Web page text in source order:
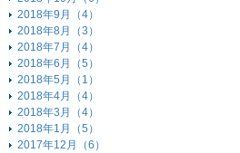
2018年9月（4）
2018年8月（3）
2018年7月（4）
2018年6月（5）
2018年5月（1）
2018年4月（4）
2018年3月（4）
2018年1月（5）
2017年12月（6）